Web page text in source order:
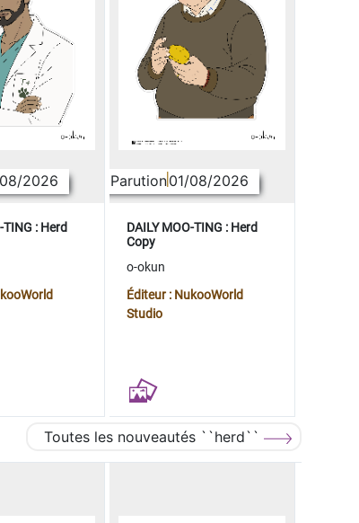
2026
TING : Herd
Parution01/08/2026
DAILY MOO-TING : Herd
Copy
o-okun
Éditeur : NukooWorld
Studio
Toutes les nouveautés ``herd``